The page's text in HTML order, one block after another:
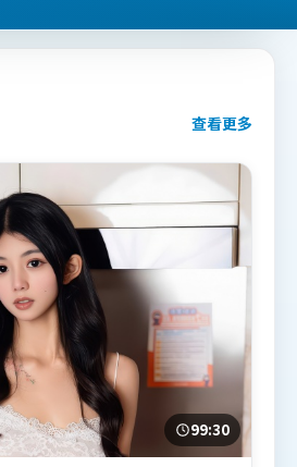
查看更多
99:30